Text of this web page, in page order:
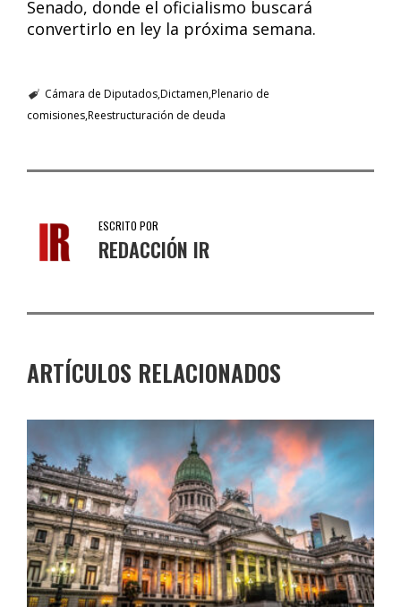
Senado, donde el oficialismo buscará
convertirlo en ley la próxima semana.
Cámara de DiputadosDictamen Plenario de
comisionesReestructuración de deuda
ESCRITO POR
REDACCIÓN IR
ARTÍCULOS RELACIONADOS